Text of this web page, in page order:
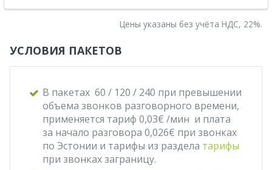
Цены указаны без учёта НДС, 22%.
УСЛОВИЯ ПАКЕТОВ
В пакетах 60 / 120 / 240 при превышении
объема звонков разговорного времени,
применяется тариф 0,03€ /мин и плата
за начало разговора 0,026€ при звонках
по Эстонии и тарифы из раздела тарифы
при звонках заграницу.